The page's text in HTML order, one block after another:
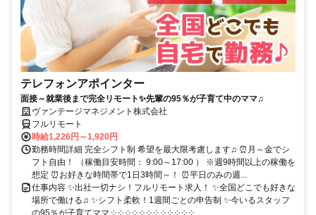
テレフォンアポインター
面接～就業後まで完全リモート✨先輩の95％が子育て中のママ♫
ヴァンテージマネジメント株式会社
フルリモート
時給1,226円～1,920円
勤務時間詳細 完全シフト制 希望を最大限考慮します♫ ⏰月～金でシ
フト自由！ （稼働目安時間： 9:00～17:00 ） ※週9時間以上の稼働を
想定 ⏰お好きな時間帯で1日3時間～！ ⏰平日のみの週...
仕事内容 ✨出社一切ナシ！フルリモート求人！ ✨全国どこでも好きな
場所で働ける♫ ✨シフト柔軟！1週間ごとの申告制 ✨今いるスタッフ
の95％が子育てママ ༶ ༶ ༶ ༶ ༶ ༶ ༶ ༶ ༶ ༶ ༶ ༶...